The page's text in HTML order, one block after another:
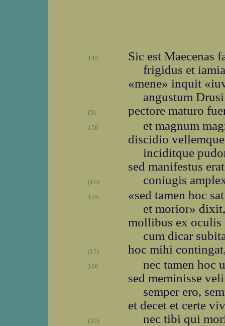
145
Sic est Maecenas
frigidus et
«mene» inquit
angustum
(5) pectore maturo
150
et magnum
discidio
inciditque
sed manifestus
(10) coniugis
155
«sed tamen hoc
et morior»
mollibus ex
cum dicar
(15) hoc mihi
160
nec tamen hoc
sed meminisse
semper ero,
et decet et certe
(20) nec tibi qui